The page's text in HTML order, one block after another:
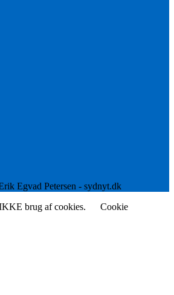
Egvad Petersen - sydnyt.dk
brug af cookies.
Cookie